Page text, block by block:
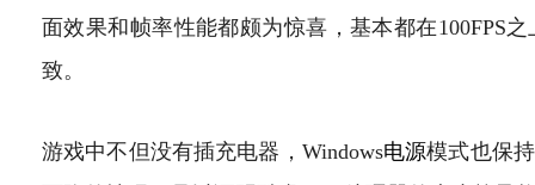
面效果和帧率性能都颇为惊喜，基本都在100FPS
致。
游戏中不但没有插充电器，Windows电源模式也保